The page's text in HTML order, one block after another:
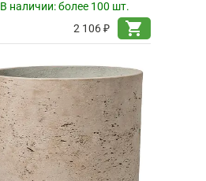
В наличии:более 100 шт.
2 106 ₽
shopping_cart